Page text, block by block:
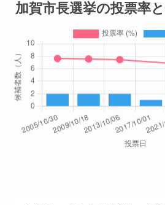
加賀市長選挙の投票率